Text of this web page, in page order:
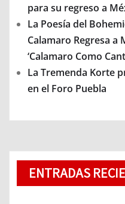
para su regreso a
La Poesía del
Calamaro Regresa a
‘Calamaro Como
La Tremenda Korte
en el Foro Puebla
ENTRADAS